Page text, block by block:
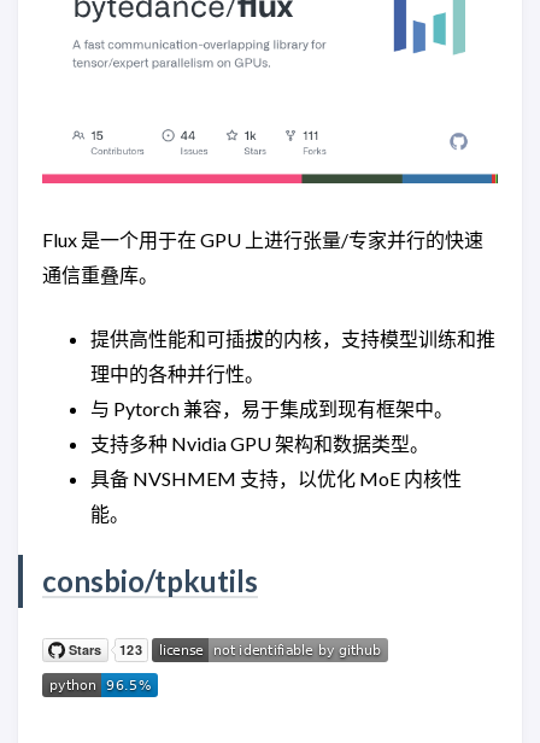
Flux 是一个用于在 GPU 上进行张量/专家并行的快速
通信重叠库。
提供高性能和可插拔的内核，支持模型训练和推
理中的各种并行性。
与 Pytorch 兼容，易于集成到现有框架中。
支持多种 Nvidia GPU 架构和数据类型。
具备 NVSHMEM 支持，以优化 MoE 内核性
能。
consbio/tpkutils